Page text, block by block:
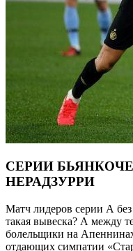
СЕРИИ
НЕРАДЗУРРИ
Матч лидеров серии А
такая вывеска? А между
болельщики на
отдающих симпатии